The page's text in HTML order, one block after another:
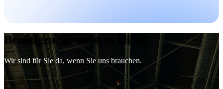
Benötigen Sie weitere Hilfe?
Wir sind für Sie da, wenn Sie uns brauchen.